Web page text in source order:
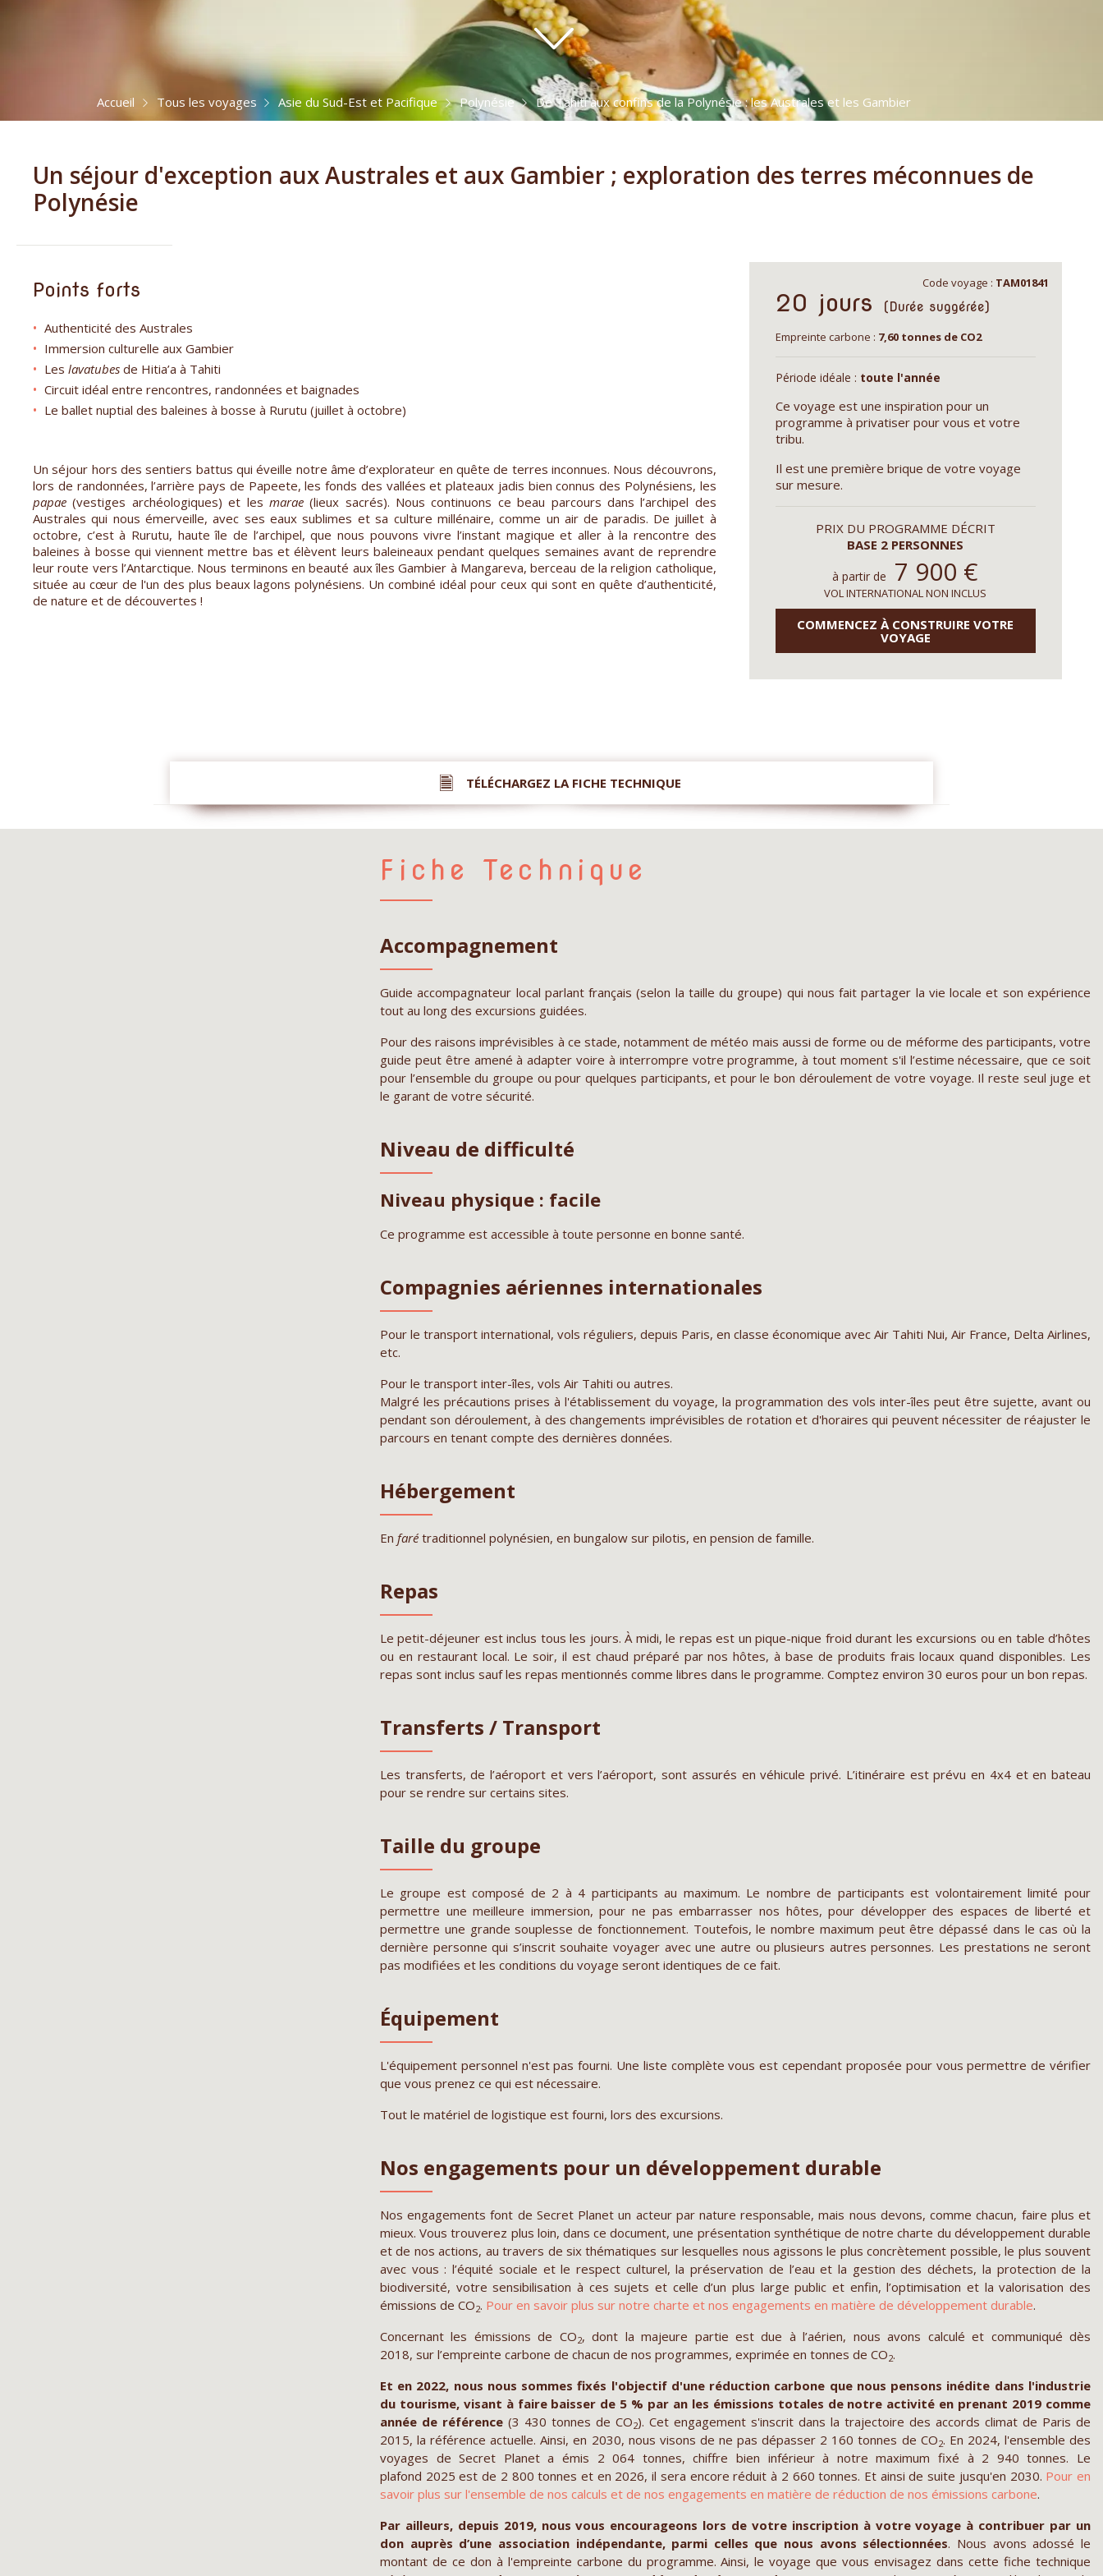
Accueil Tous les voyages Asie du Sud-Est et Pacifique Polynésie De Tahiti aux confins de la Polynésie : les Australes et les Gambier
Un séjour d'exception aux Australes et aux Gambier ; exploration des terres méconnues de
Polynésie
Points forts
Authenticité des Australes
Immersion culturelle aux Gambier
Les lavatubes de Hitia’a à Tahiti
Circuit idéal entre rencontres, randonnées et baignades
Le ballet nuptial des baleines à bosse à Rurutu (juillet à octobre)
Un séjour hors des sentiers battus qui éveille notre âme d’explorateur en quête de terres inconnues. Nous découvrons,
lors de randonnées, l’arrière pays de Papeete, les fonds des vallées et plateaux jadis bien connus des Polynésiens, les
papae(vestiges archéologiques) et les marae(lieux sacrés). Nous continuons ce beau parcours dans l’archipel des
Australes qui nous émerveille, avec ses eaux sublimes et sa culture millénaire, comme un air de paradis. De juillet à
octobre, c’est à Rurutu, haute île de l’archipel, que nous pouvons vivre l’instant magique et aller à la rencontre des
baleines à bosse qui viennent mettre bas et élèvent leurs baleineaux pendant quelques semaines avant de reprendre
leur route vers l’Antarctique. Nous terminons en beauté aux îles Gambier à Mangareva, berceau de la religion catholique,
située au cœur de l'un des plus beaux lagons polynésiens. Un combiné idéal pour ceux qui sont en quête d’authenticité,
de nature et de découvertes !
Code voyage : TAM01841
20 jours (Durée suggérée)
Empreinte carbone : 7,60 tonnes de CO2
Période idéale : toute l'année
Ce voyage est une inspiration pour un
programme à privatiser pour vous et votre
tribu.
Il est une première brique de votre voyage
sur mesure.
PRIX DU PROGRAMME DÉCRIT
BASE 2 PERSONNES
à partir de 7 900 €
VOL INTERNATIONAL NON INCLUS
COMMENCEZ À CONSTRUIRE VOTRE
VOYAGE
TÉLÉCHARGEZ LA FICHE TECHNIQUE
Fiche Technique
Accompagnement
Guide accompagnateur local parlant français (selon la taille du groupe) qui nous fait partager la vie locale et son expérience
tout au long des excursions guidées.
Pour des raisons imprévisibles à ce stade, notamment de météo mais aussi de forme ou de méforme des participants, votre
guide peut être amené à adapter voire à interrompre votre programme, à tout moment s'il l’estime nécessaire, que ce soit
pour l’ensemble du groupe ou pour quelques participants, et pour le bon déroulement de votre voyage. Il reste seul juge et
le garant de votre sécurité.
Niveau de difficulté
Niveau physique : facile
Ce programme est accessible à toute personne en bonne santé.
Compagnies aériennes internationales
Pour le transport international, vols réguliers, depuis Paris, en classe économique avec Air Tahiti Nui, Air France, Delta Airlines,
etc.
Pour le transport inter-îles, vols Air Tahiti ou autres.
Malgré les précautions prises à l'établissement du voyage, la programmation des vols inter-îles peut être sujette, avant ou
pendant son déroulement, à des changements imprévisibles de rotation et d'horaires qui peuvent nécessiter de réajuster le
parcours en tenant compte des dernières données.
Hébergement
En farétraditionnel polynésien, en bungalow sur pilotis, en pension de famille.
Repas
Le petit-déjeuner est inclus tous les jours. À midi, le repas est un pique-nique froid durant les excursions ou en table d’hôtes
ou en restaurant local. Le soir, il est chaud préparé par nos hôtes, à base de produits frais locaux quand disponibles. Les
repas sont inclus sauf les repas mentionnés comme libres dans le programme. Comptez environ 30 euros pour un bon repas.
Transferts / Transport
Les transferts, de l’aéroport et vers l’aéroport, sont assurés en véhicule privé. L’itinéraire est prévu en 4x4 et en bateau
pour se rendre sur certains sites.
Taille du groupe
Le groupe est composé de 2 à 4 participants au maximum. Le nombre de participants est volontairement limité pour
permettre une meilleure immersion, pour ne pas embarrasser nos hôtes, pour développer des espaces de liberté et
permettre une grande souplesse de fonctionnement. Toutefois, le nombre maximum peut être dépassé dans le cas où la
dernière personne qui s’inscrit souhaite voyager avec une autre ou plusieurs autres personnes. Les prestations ne seront
pas modifiées et les conditions du voyage seront identiques de ce fait.
Équipement
L'équipement personnel n'est pas fourni. Une liste complète vous est cependant proposée pour vous permettre de vérifier
que vous prenez ce qui est nécessaire.
Tout le matériel de logistique est fourni, lors des excursions.
Nos engagements pour un développement durable
Nos engagements font de Secret Planet un acteur par nature responsable, mais nous devons, comme chacun, faire plus et
mieux. Vous trouverez plus loin, dans ce document, une présentation synthétique de notre charte du développement durable
et de nos actions, au travers de six thématiques sur lesquelles nous agissons le plus concrètement possible, le plus souvent
avec vous : l’équité sociale et le respect culturel, la préservation de l’eau et la gestion des déchets, la protection de la
biodiversité, votre sensibilisation à ces sujets et celle d’un plus large public et enfin, l’optimisation et la valorisation des
émissions de CO2. Pour en savoir plus sur notre charte et nos engagements en matière de développement durable.
Concernant les émissions de CO2, dont la majeure partie est due à l’aérien, nous avons calculé et communiqué dès
2018, sur l’empreinte carbone de chacun de nos programmes, exprimée en tonnes de CO2.
Et en 2022, nous nous sommes fixés l'objectif d'une réduction carbone que nous pensons inédite dans l'industrie
du tourisme, visant à faire baisser de 5 % par an les émissions totales de notre activité en prenant 2019 comme
année de référence(3 430 tonnes de CO2). Cet engagement s'inscrit dans la trajectoire des accords climat de Paris de
2015, la référence actuelle. Ainsi, en 2030, nous visons de ne pas dépasser 2 160 tonnes de CO2. En 2024, l'ensemble des
voyages de Secret Planet a émis 2 064 tonnes, chiffre bien inférieur à notre maximum fixé à 2 940 tonnes. Le
plafond 2025 est de 2 800 tonnes et en 2026, il sera encore réduit à 2 660 tonnes. Et ainsi de suite jusqu'en 2030. Pour en
savoir plus sur l'ensemble de nos calculs et de nos engagements en matière de réduction de nos émissions carbone.
Par ailleurs, depuis 2019, nous vous encourageons lors de votre inscription à votre voyage à contribuer par un
don auprès d’une association indépendante, parmi celles que nous avons sélectionnées. Nous avons adossé le
montant de ce don à l'empreinte carbone du programme. Ainsi, le voyage que vous envisagez dans cette fiche technique